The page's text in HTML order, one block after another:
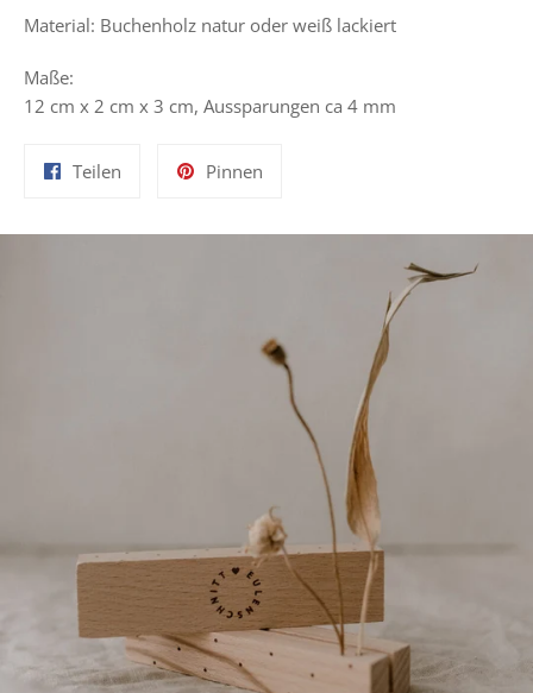
Material: Buchenholz natur oder weiß lackiert
Maße:
12 cm x 2 cm x 3 cm, Aussparungen ca 4 mm
Teilen Pinnen